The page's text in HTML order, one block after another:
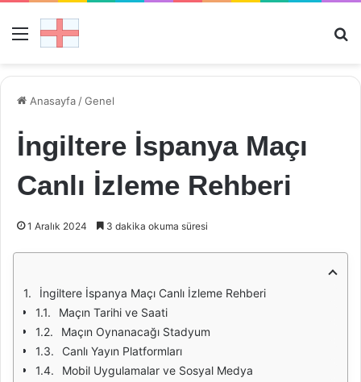
Menü
Anasayfa /Genel
İngiltere İspanya Maçı
Canlı İzleme Rehberi
1 Aralık 2024 3 dakika okuma süresi
İngiltere İspanya Maçı Canlı İzleme Rehberi
Maçın Tarihi ve Saati
Maçın Oynanacağı Stadyum
Canlı Yayın Platformları
Mobil Uygulamalar ve Sosyal Medya